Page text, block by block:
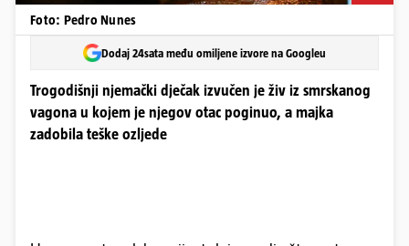
Foto: Pedro Nunes
Dodaj 24sata među omiljene izvore na Googleu
Trogodišnji njemački dječak izvučen je živ iz smrskanog
vagona u kojem je njegov otac poginuo, a majka
zadobila teške ozljede